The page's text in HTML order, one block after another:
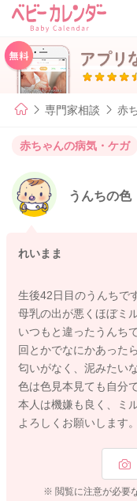
専門家相談 赤
赤ちゃんの病気・ケガ
うんちの色
れいまま
生後42日目のうんちです
母乳の出が悪くほぼミ
いつもと違ったうんち
回とかでなにかあった
匂いがなく、泥みたい
色は色見本見ても自分
本人は機嫌も良く、ミ
よろしくお願いします。
※ 閲覧に注意が必要